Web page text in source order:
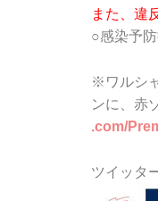
また、違
○感染予
※ワルシ
ンに、赤
.com/
ツイッタ